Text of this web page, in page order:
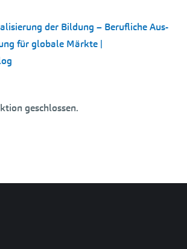
der Bildung – Berufliche Aus-
für globale Märkte |
geschlossen.